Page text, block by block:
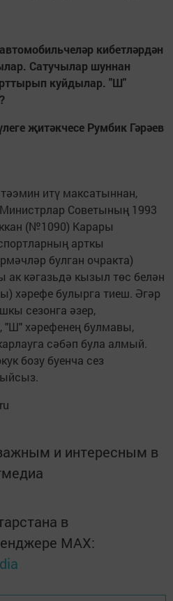
кибетләрдән
Сатучылар шуннан
куйдылар. "Ш"
җитәкчесе Румбик Гәрәев
итү максатыннан,
Советының 1993
(№1090) Карары
арткы
булган очракта)
кәгазьдә кызыл төс белән
хәрефе булырга тиеш. Әгәр
сезонга әзер,
"Ш" хәрефенең булмавы,
сәбәп була алмый.
бозу буенча сез
и интересным в
в
MАХ: